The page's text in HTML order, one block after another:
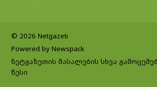
© 2026 Netgazeti
Powered by Newspack
ნეტგაზეთის მასალების სხვა
წესი